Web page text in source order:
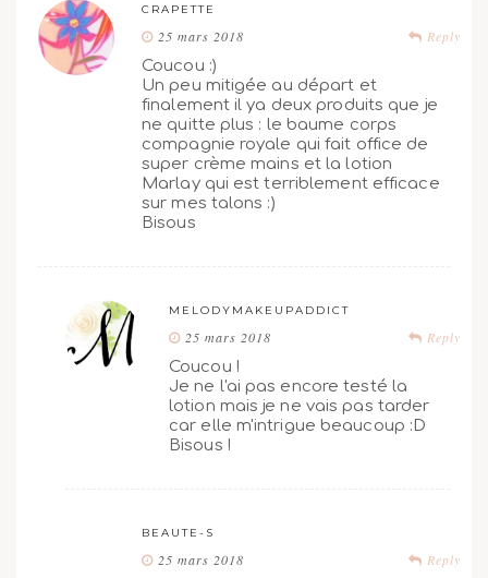
CRAPETTE
Reply
25 mars 2018
Coucou :)
Un peu mitigée au départ et
finalement il ya deux produits que je
ne quitte plus : le baume corps
compagnie royale qui fait office de
super crème mains et la lotion
Marlay qui est terriblement efficace
sur mes talons :)
Bisous
MELODYMAKEUPADDICT
Reply
25 mars 2018
Coucou !
Je ne l'ai pas encore testé la
lotion mais je ne vais pas tarder
car elle m'intrigue beaucoup :D
Bisous !
BEAUTE-S
Reply
25 mars 2018